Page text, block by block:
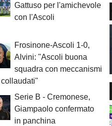
Gattuso per l'amichevole
con l'Ascoli
Frosinone-Ascoli 1-0,
Alvini: "Ascoli buona
squadra con meccanismi
collaudati"
Serie B - Cremonese,
Giampaolo confermato
in panchina